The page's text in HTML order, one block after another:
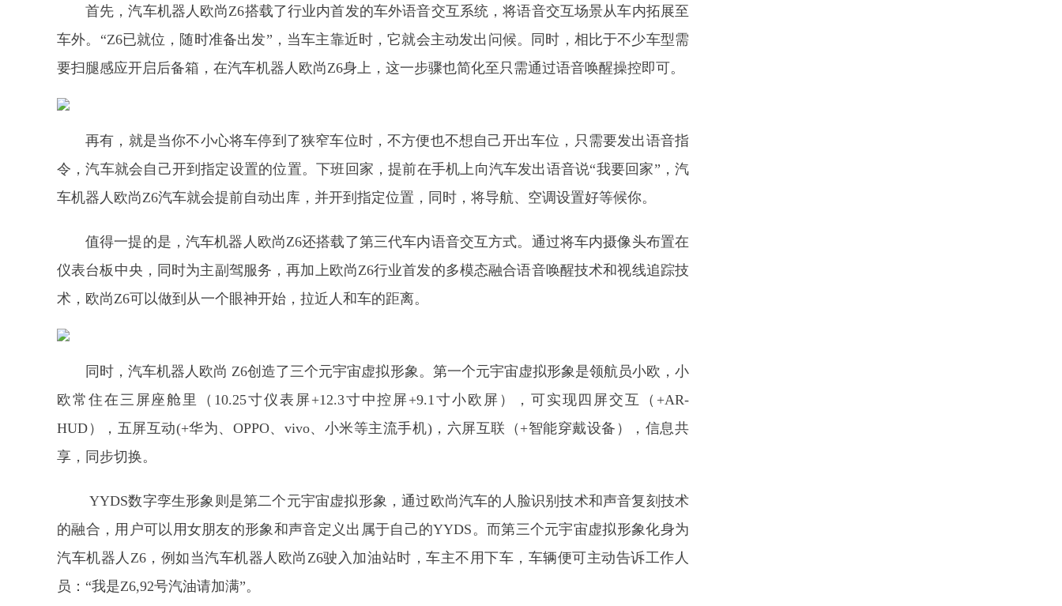
首先，汽车机器人欧尚Z6搭载了行业内首发的车外语音交互系统，将语音交互场景从车内拓展至
车外。“Z6已就位，随时准备出发”，当车主靠近时，它就会主动发出问候。同时，相比于不少车型需
要扫腿感应开启后备箱，在汽车机器人欧尚Z6身上，这一步骤也简化至只需通过语音唤醒操控即可。
再有，就是当你不小心将车停到了狭窄车位时，不方便也不想自己开出车位，只需要发出语音指
令，汽车就会自己开到指定设置的位置。下班回家，提前在手机上向汽车发出语音说“我要回家”，汽
车机器人欧尚Z6汽车就会提前自动出库，并开到指定位置，同时，将导航、空调设置好等候你。
值得一提的是，汽车机器人欧尚Z6还搭载了第三代车内语音交互方式。通过将车内摄像头布置在
仪表台板中央，同时为主副驾服务，再加上欧尚Z6行业首发的多模态融合语音唤醒技术和视线追踪技
术，欧尚Z6可以做到从一个眼神开始，拉近人和车的距离。
同时，汽车机器人欧尚 Z6创造了三个元宇宙虚拟形象。第一个元宇宙虚拟形象是领航员小欧，小
欧常住在三屏座舱里（10.25寸仪表屏+12.3寸中控屏+9.1寸小欧屏），可实现四屏交互（+AR-
HUD），五屏互动(+华为、OPPO、vivo、小米等主流手机)，六屏互联（+智能穿戴设备），信息共
享，同步切换。
YYDS数字孪生形象则是第二个元宇宙虚拟形象，通过欧尚汽车的人脸识别技术和声音复刻技术
的融合，用户可以用女朋友的形象和声音定义出属于自己的YYDS。而第三个元宇宙虚拟形象化身为
汽车机器人Z6，例如当汽车机器人欧尚Z6驶入加油站时，车主不用下车，车辆便可主动告诉工作人
员：“我是Z6,92号汽油请加满”。